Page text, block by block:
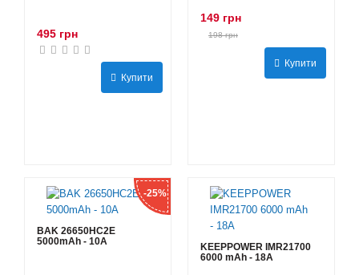
495 грн
Купити
149 грн
198 грн
Купити
-25%
BAK 26650HC2E
5000mAh - 10А
KEEPPOWER IMR21700
6000 mAh - 18А